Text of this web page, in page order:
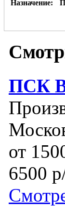
Назначение:
ПСК
от
6500